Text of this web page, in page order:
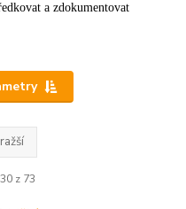
a zdokumentovat
z 73